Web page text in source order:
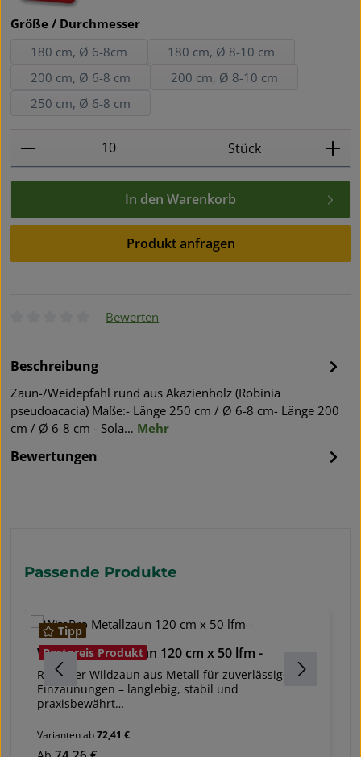
Größe / Durchmesserauswählen
180 cm, Ø 6-8cm
180 cm, Ø 8-10 cm
200 cm, Ø 6-8 cm
200 cm, Ø 8-10 cm
250 cm, Ø 6-8 cm
Produkt Anzahl: Gib den gewünschten Wert ein
Stück
In den Warenkorb
Produkt anfragen
Bewerten
Beschreibung
Zaun-/Weidepfahl rund aus Akazienholz (Robinia
pseudoacacia) Maße:- Länge 250 cm / Ø 6-8 cm- Länge 200
cm / Ø 6-8 cm - Sola… Mehr
Bewertungen
Produktgalerie überspringen
Passende Produkte
Tipp
Bestpreis Produkt
WitaPro Metallzaun 120 cm x 50 lfm -
Robuster Wildzaun aus Metall für zuverlässige
Einzäunungen – langlebig, stabil und
praxisbewährt
1,60 m, 2 m Hasendichte Variante für die Höhen:
1,60 m und 2 mbietet zuverlässigen Schutz für
Varianten ab72,41 €